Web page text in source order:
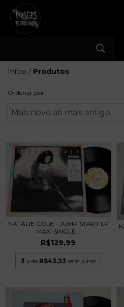
Início / Produtos
Ordenar por
NATALIE COLE – JUMP START LP
MAXI SINGLE...
R$129,99
3 x de R$43,33 sem juros